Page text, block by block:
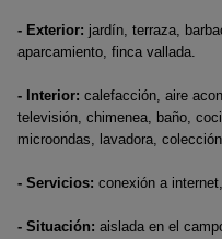
- Exterior: jardín, terraza,
aparcamiento, finca vallada.
- Interior: calefacción, aire
televisión, chimenea, baño,
microondas, lavadora,
- Servicios: conexión a
- Situación: aislada en el